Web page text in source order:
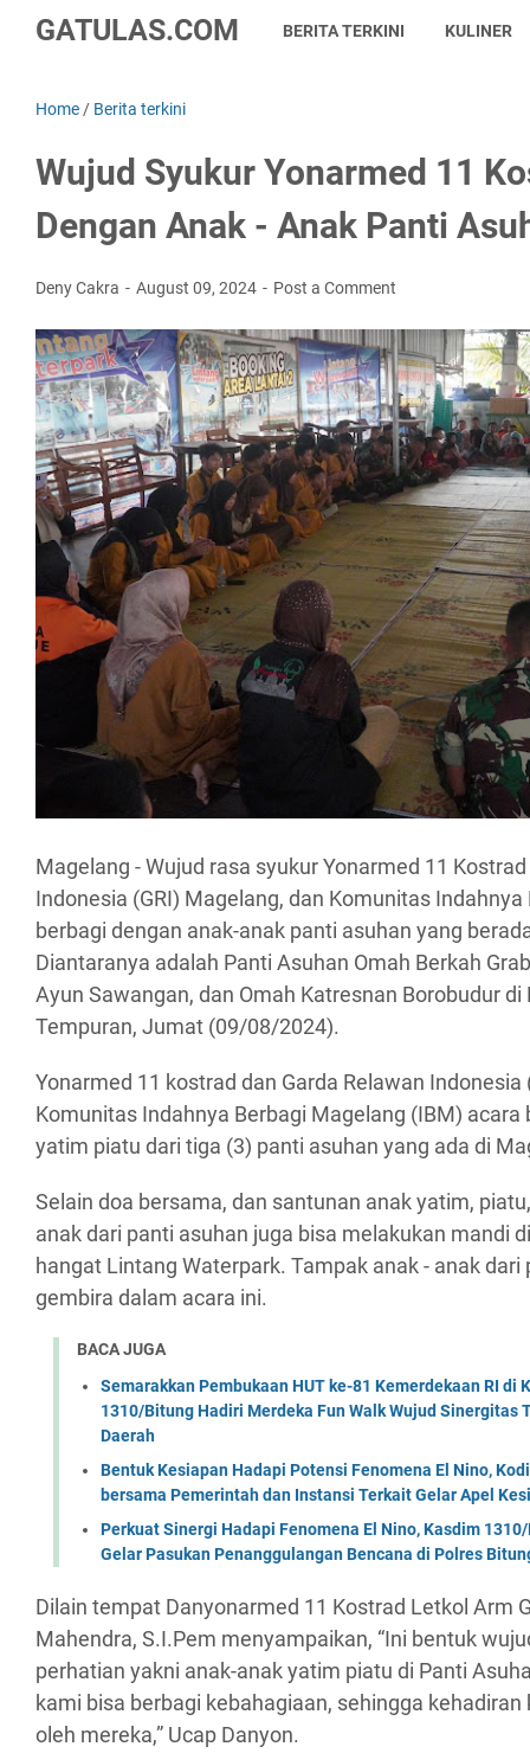
GATULAS.COM BERITA TERKINI KULINER
Home / Berita terkini
Wujud Syukur Yonarmed 11
Dengan Anak - Anak Panti
Deny Cakra August 09, 2024 Post a Comment
Magelang - Wujud rasa syukur Yonarmed 11
Indonesia (GRI) Magelang, dan Komunitas
berbagi dengan anak-anak panti asuhan yang
Diantaranya adalah Panti Asuhan Omah Berkah
Ayun Sawangan, dan Omah Katresnan Borobudur
Tempuran, Jumat (09/08/2024).
Yonarmed 11 kostrad dan Garda Relawan Indonesia
Komunitas Indahnya Berbagi Magelang (IBM) acara
yatim piatu dari tiga (3) panti asuhan yang ada di
Selain doa bersama, dan santunan anak yatim,
anak dari panti asuhan juga bisa melakukan mandi
hangat Lintang Waterpark. Tampak anak - anak
gembira dalam acara ini.
BACA JUGA
Semarakkan Pembukaan HUT ke-81 Kemerdekaan RI di
1310/Bitung Hadiri Merdeka Fun Walk Wujud Sinergitas
Daerah
Bentuk Kesiapan Hadapi Potensi Fenomena El Nino,
bersama Pemerintah dan Instansi Terkait Gelar Apel
Perkuat Sinergi Hadapi Fenomena El Nino, Kasdim
Gelar Pasukan Penanggulangan Bencana di Polres
Dilain tempat Danyonarmed 11 Kostrad Letkol Arm
Mahendra, S.I.Pem menyampaikan, “Ini bentuk
perhatian yakni anak-anak yatim piatu di Panti
kami bisa berbagi kebahagiaan, sehingga
oleh mereka,” Ucap Danyon.